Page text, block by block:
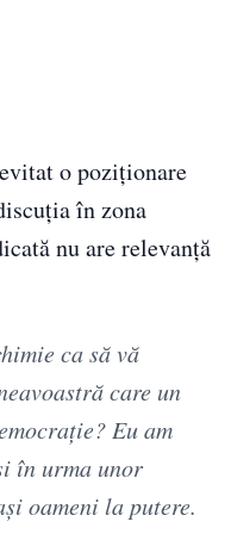
o poziționare
în zona
nu are relevanță
ca să vă
care un
Eu am
în urma unor
oameni la putere.